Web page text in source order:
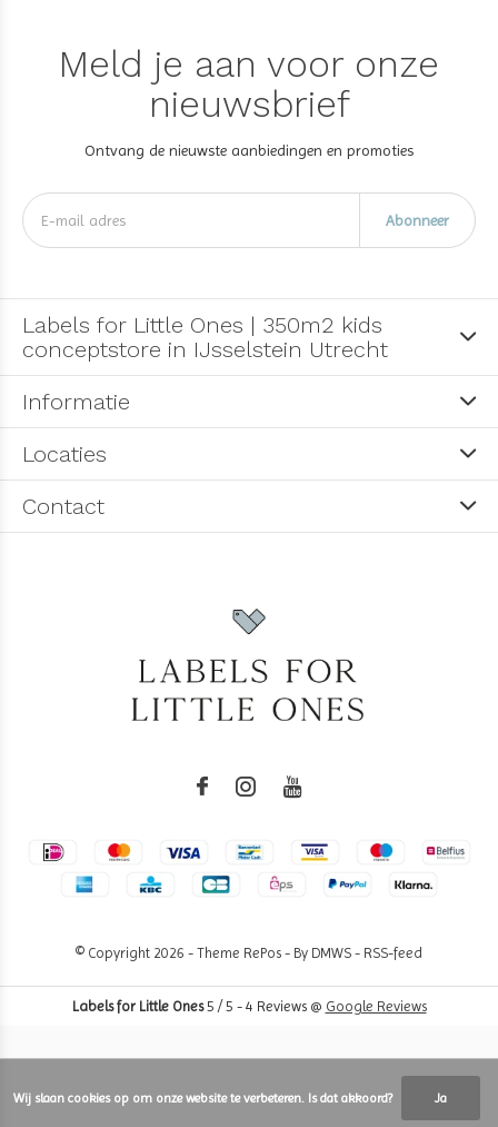
Meld je aan voor onze
nieuwsbrief
Ontvang de nieuwste aanbiedingen en promoties
Abonneer
Labels for Little Ones | 350m2 kids
conceptstore in IJsselstein Utrecht
Informatie
Locaties
Contact
© Copyright 2026 - Theme RePos - By DMWS - RSS-feed
Labels for Little Ones5 / 5 - 4 Reviews @ Google Reviews
Wij slaan cookies op om onze website te verbeteren. Is dat akkoord? Ja